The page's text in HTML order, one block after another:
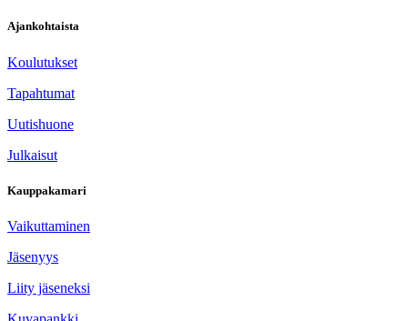
Ajankohtaista
Koulutukset
Tapahtumat
Uutishuone
Julkaisut
Kauppakamari
Vaikuttaminen
Jäsenyys
Liity jäseneksi